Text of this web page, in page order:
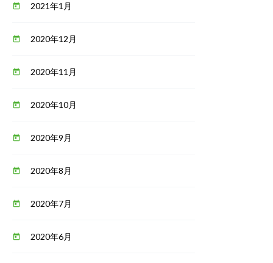
today 2021年1月
today 2020年12月
today 2020年11月
today 2020年10月
today 2020年9月
today 2020年8月
today 2020年7月
today 2020年6月